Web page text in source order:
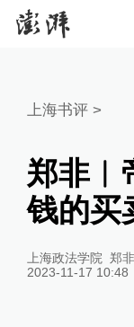
上海书评>
郑非︱
钱的买
上海政法学院 郑非
2023-11-17 10:48